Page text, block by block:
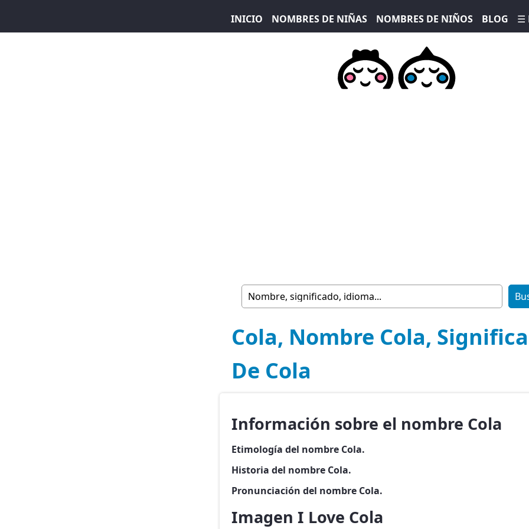
INICIO NOMBRES DE NIÑAS NOMBRES DE NIÑOS BLOG ☰
Cola, Nombre Cola,
De Cola
Información sobre el nombre Cola
Etimología del nombre Cola.
Historia del nombre Cola.
Pronunciación del nombre Cola.
Imagen I Love Cola